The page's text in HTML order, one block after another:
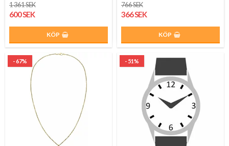
1 361 SEK
600 SEK
KÖP
766 SEK
366 SEK
KÖP
- 67% - 51%